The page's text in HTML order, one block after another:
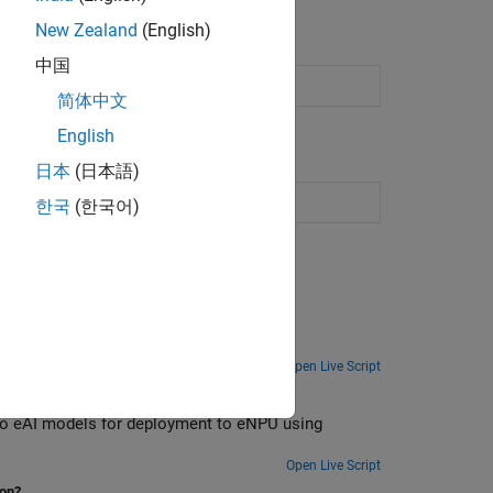
Processor
Open Live Script
using
Open Live Script
New Zealand (English)
中国
简体中文
English
日本 (日本語)
한국 (한국어)